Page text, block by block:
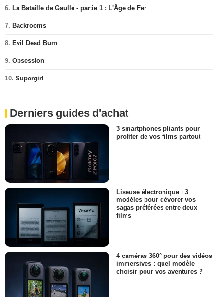
6. La Bataille de Gaulle - partie 1 : L'Âge de Fer
7. Backrooms
8. Evil Dead Burn
9. Obsession
10. Supergirl
Derniers guides d'achat
3 smartphones pliants pour
profiter de vos films partout
Liseuse électronique : 3
modèles pour dévorer vos
sagas préférées entre deux
films
4 caméras 360° pour des vidéos
immersives : quel modèle
choisir pour vos aventures ?